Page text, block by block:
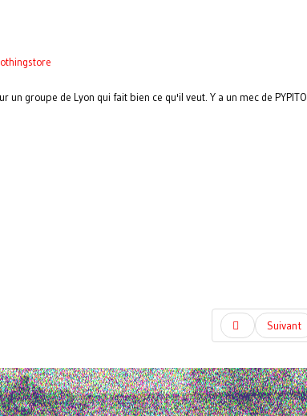
un groupe de Lyon qui fait bien ce qu'il veut. Y a un mec de PYPITO
Suivant